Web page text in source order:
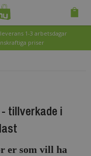
1-3 arbetsdagar
priser
tillverkade i
er som vill ha